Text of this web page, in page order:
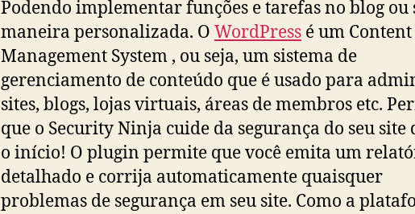
Podendo implementar funções e tarefas no blog ou
maneira personalizada. O WordPress é um Content
Management System , ou seja, um sistema de
gerenciamento de conteúdo que é usado para
sites, blogs, lojas virtuais, áreas de membros etc.
que o Security Ninja cuide da segurança do seu site
o início! O plugin permite que você emita um
detalhado e corrija automaticamente quaisquer
problemas de segurança em seu site. Como a